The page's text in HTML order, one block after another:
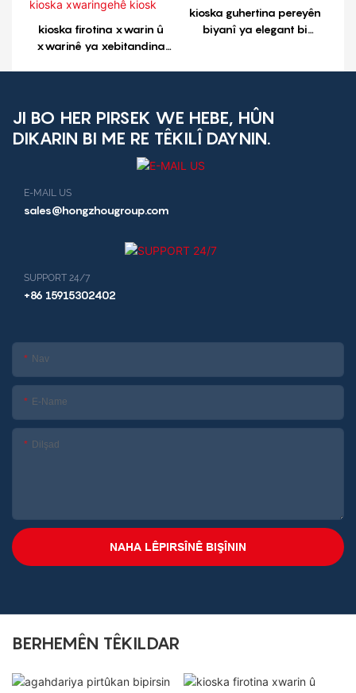
kioska firotina xwarin û
xwarinê ya xebitandina
kioska guhertina pereyên
biyanî ya elegant bi
JI BO HER PIRSEK WE HEBE, HÛN
DIKARIN BI ME RE TÊKILÎ DAYNIN.
E-MAIL US
sales@hongzhougroup.com
SUPPORT 24/7
+86 15915302402
Nav
E-Name
Dilşad
NAHA LÊPIRSÎNÊ BIŞÎNIN
BERHEMÊN TÊKILDAR